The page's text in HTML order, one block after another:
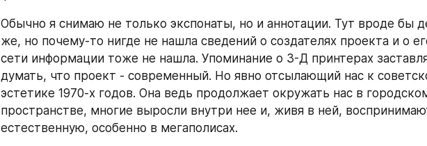
Обычно я снимаю не только экспонаты, но и аннотации. Тут вроде бы
же, но почему-то нигде не нашла сведений о создателях проекта и о
сети информации тоже не нашла. Упоминание о 3-Д принтерах
думать, что проект - современный. Но явно отсылающий нас к
эстетике 1970-х годов. Она ведь продолжает окружать нас в
пространстве, многие выросли внутри нее и, живя в ней,
естественную, особенно в мегаполисах.